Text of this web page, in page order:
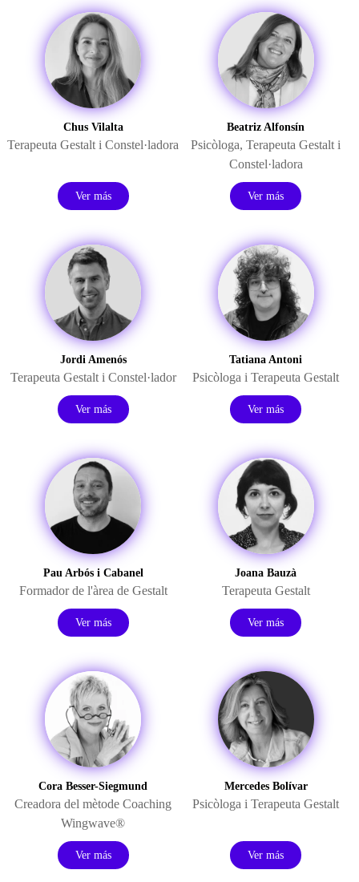
Chus Vilalta
Terapeuta Gestalt i Constel·ladora
Ver más
Beatriz Alfonsín
Psicòloga, Terapeuta Gestalt i
Constel·ladora
Ver más
Jordi Amenós
Terapeuta Gestalt i Constel·lador
Ver más
Tatiana Antoni
Psicòloga i Terapeuta Gestalt
Ver más
Pau Arbós i Cabanel
Formador de l'àrea de Gestalt
Ver más
Joana Bauzà
Terapeuta Gestalt
Ver más
Cora Besser-Siegmund
Creadora del mètode Coaching
Wingwave®
Ver más
Mercedes Bolívar
Psicòloga i Terapeuta Gestalt
Ver más